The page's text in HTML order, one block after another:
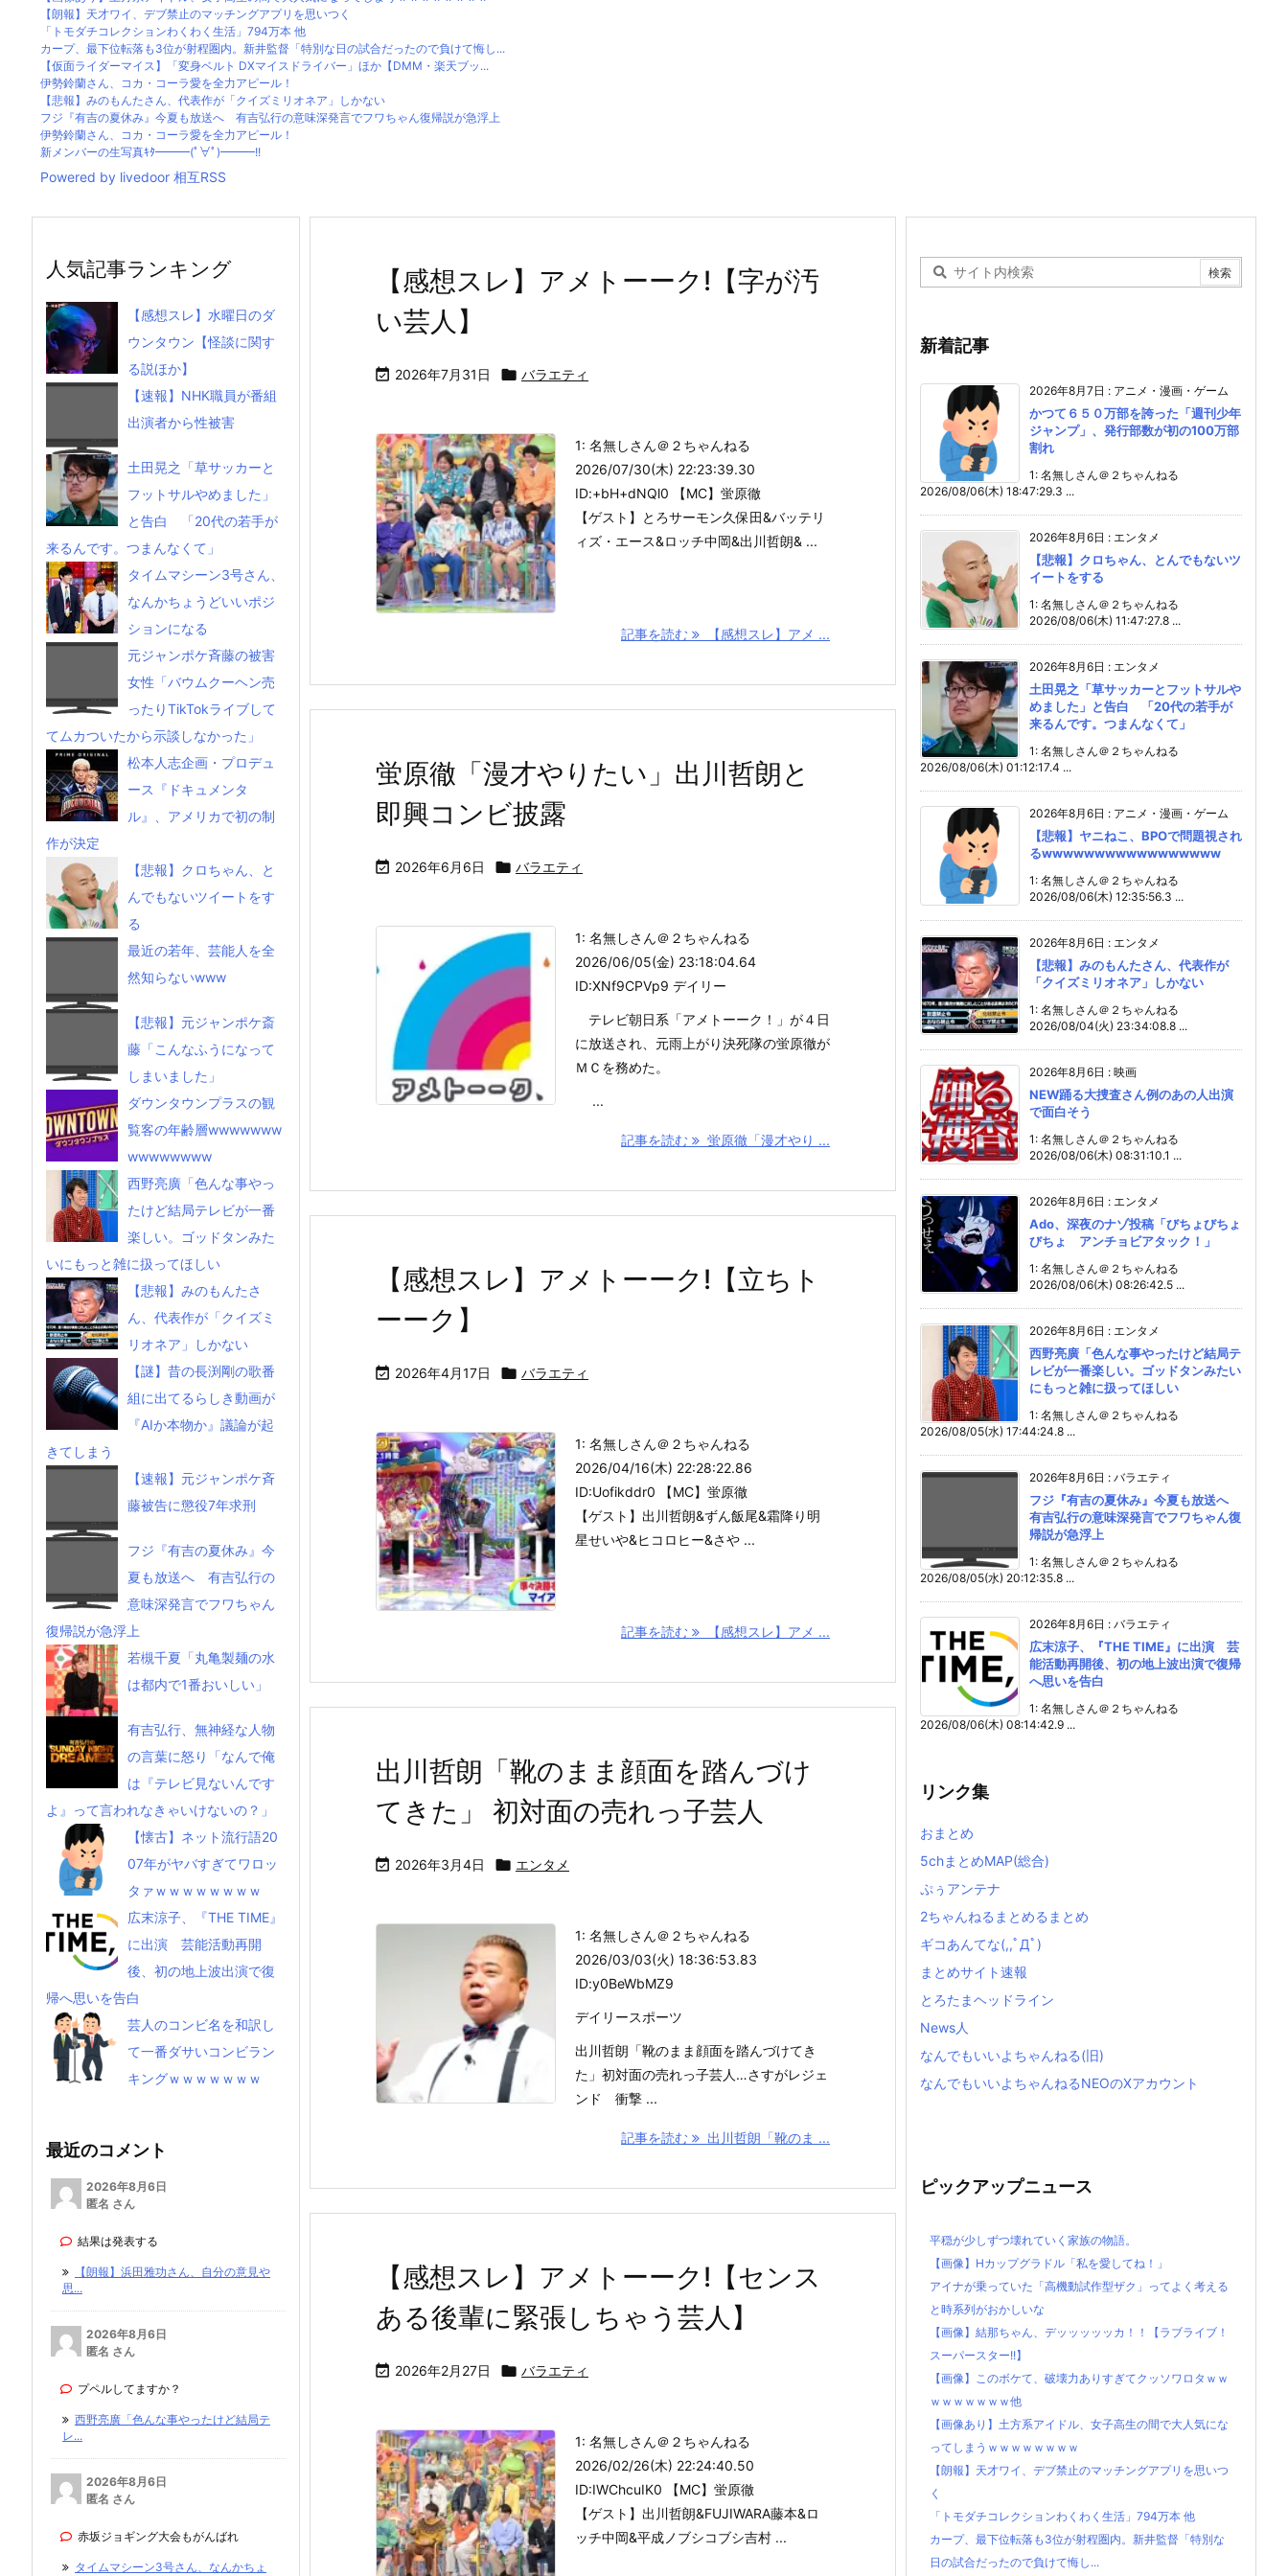
【朗報】天才ワイ、デブ禁止のマッチングアプリを思いつく
「トモダチコレクションわくわく生活」794万本 他
カープ、最下位転落も3位が射程圏内。新井監督「特別な日の試合だったので負けて悔し...
【仮面ライダーマイス】「変身ベルト DXマイスドライバー」ほか【DMM・楽天ブッ...
伊勢鈴蘭さん、コカ・コーラ愛を全力アピール！
【悲報】みのもんたさん、代表作が「クイズミリオネア」しかない
フジ『有吉の夏休み』今夏も放送へ 有吉弘行の意味深発言でフワちゃん復帰説が急浮上
伊勢鈴蘭さん、コカ・コーラ愛を全力アピール！
新メンバーの生写真ｷﾀ━━━(ﾟ∀ﾟ)━━━!!
Powered by livedoor 相互RSS
【感想スレ】アメトーーク!【字が汚
い芸人】
 2026年7月31日  バラエティ
1: 名無しさん＠２ちゃんねる
2026/07/30(木) 22:23:39.30
ID:+bH+dNQl0 【MC】蛍原徹
【ゲスト】とろサーモン久保田&バッテリ
ィズ・エース&ロッチ中岡&出川哲朗& ...
記事を読む 【感想スレ】アメ ...
蛍原徹「漫才やりたい」出川哲朗と
即興コンビ披露
 2026年6月6日  バラエティ
1: 名無しさん＠２ちゃんねる
2026/06/05(金) 23:18:04.64
ID:XNf9CPVp9 デイリー
テレビ朝日系「アメトーーク！」が４日
に放送され、元雨上がり決死隊の蛍原徹が
ＭＣを務めた。
...
記事を読む 蛍原徹「漫才やり ...
【感想スレ】アメトーーク!【立ちト
ーーク】
 2026年4月17日  バラエティ
1: 名無しさん＠２ちゃんねる
2026/04/16(木) 22:28:22.86
ID:Uofikddr0 【MC】蛍原徹
【ゲスト】出川哲朗&ずん飯尾&霜降り明
星せいや&ヒコロヒー&さや ...
記事を読む 【感想スレ】アメ ...
出川哲朗「靴のまま顔面を踏んづけ
てきた」 初対面の売れっ子芸人
 2026年3月4日  エンタメ
1: 名無しさん＠２ちゃんねる
2026/03/03(火) 18:36:53.83
ID:y0BeWbMZ9
デイリースポーツ
出川哲朗「靴のまま顔面を踏んづけてき
た」初対面の売れっ子芸人…さすがレジェ
ンド 衝撃 ...
記事を読む 出川哲朗「靴のま ...
【感想スレ】アメトーーク!【センス
ある後輩に緊張しちゃう芸人】
 2026年2月27日  バラエティ
1: 名無しさん＠２ちゃんねる
2026/02/26(木) 22:24:40.50
ID:IWChcuIK0 【MC】蛍原徹
【ゲスト】出川哲朗&FUJIWARA藤本&ロ
ッチ中岡&平成ノブシコブシ吉村 ...
人気記事ランキング
【感想スレ】水曜日のダ
ウンタウン【怪談に関す
る説ほか】
【速報】NHK職員が番組
出演者から性被害
土田晃之「草サッカーと
フットサルやめました」
と告白 「20代の若手が
来るんです。つまんなくて」
タイムマシーン3号さん、
なんかちょうどいいポジ
ションになる
元ジャンポケ斉藤の被害
女性「バウムクーヘン売
ったりTikTokライブして
てムカついたから示談しなかった」
松本人志企画・プロデュ
ース『ドキュメンタ
ル』、アメリカで初の制
作が決定
【悲報】クロちゃん、と
んでもないツイートをす
る
最近の若年、芸能人を全
然知らないwww
【悲報】元ジャンポケ斎
藤「こんなふうになって
しまいました」
ダウンタウンプラスの観
覧客の年齢層wwwwwww
wwwwwwww
西野亮廣「色んな事やっ
たけど結局テレビが一番
楽しい。ゴッドタンみた
いにもっと雑に扱ってほしい
【悲報】みのもんたさ
ん、代表作が「クイズミ
リオネア」しかない
【謎】昔の長渕剛の歌番
組に出てるらしき動画が
『AIか本物か』議論が起
きてしまう
【速報】元ジャンポケ斉
藤被告に懲役7年求刑
フジ『有吉の夏休み』今
夏も放送へ 有吉弘行の
意味深発言でフワちゃん
復帰説が急浮上
若槻千夏「丸亀製麺の水
は都内で1番おいしい」
有吉弘行、無神経な人物
の言葉に怒り「なんで俺
は『テレビ見ないんです
よ』って言われなきゃいけないの？」
【懐古】ネット流行語20
07年がヤバすぎてワロッ
タァｗｗｗｗｗｗｗｗ
広末涼子、『THE TIME』
に出演 芸能活動再開
後、初の地上波出演で復
帰へ思いを告白
芸人のコンビ名を和訳し
て一番ダサいコンビラン
キングｗｗｗｗｗｗｗ
最近のコメント
2026年8月6日
匿名 さん
結果は発表する
【朗報】浜田雅功さん、自分の意見や
思...
2026年8月6日
匿名 さん
プペルしてますか？
西野亮廣「色んな事やったけど結局テ
レ...
2026年8月6日
匿名 さん
赤坂ジョギング大会もがんばれ
タイムマシーン3号さん、なんかちょ
新着記事
2026年8月7日 : アニメ・漫画・ゲーム
かつて６５０万部を誇った「週刊少年
ジャンプ」、発行部数が初の100万部
割れ
1: 名無しさん＠２ちゃんねる
2026/08/06(木) 18:47:29.3 ...
2026年8月6日 : エンタメ
【悲報】クロちゃん、とんでもないツ
イートをする
1: 名無しさん＠２ちゃんねる
2026/08/06(木) 11:47:27.8 ...
2026年8月6日 : エンタメ
土田晃之「草サッカーとフットサルや
めました」と告白 「20代の若手が
来るんです。つまんなくて」
1: 名無しさん＠２ちゃんねる
2026/08/06(木) 01:12:17.4 ...
2026年8月6日 : アニメ・漫画・ゲーム
【悲報】ヤニねこ、BPOで問題視され
るwwwwwwwwwwwwwwwww
1: 名無しさん＠２ちゃんねる
2026/08/06(木) 12:35:56.3 ...
2026年8月6日 : エンタメ
【悲報】みのもんたさん、代表作が
「クイズミリオネア」しかない
1: 名無しさん＠２ちゃんねる
2026/08/04(火) 23:34:08.8 ...
2026年8月6日 : 映画
NEW踊る大捜査さん例のあの人出演
で面白そう
1: 名無しさん＠２ちゃんねる
2026/08/06(木) 08:31:10.1 ...
2026年8月6日 : エンタメ
Ado、深夜のナゾ投稿「びちょびちょ
びちょ アンチョビアタック！」
1: 名無しさん＠２ちゃんねる
2026/08/06(木) 08:26:42.5 ...
2026年8月6日 : エンタメ
西野亮廣「色んな事やったけど結局テ
レビが一番楽しい。ゴッドタンみたい
にもっと雑に扱ってほしい
1: 名無しさん＠２ちゃんねる
2026/08/05(水) 17:44:24.8 ...
2026年8月6日 : バラエティ
フジ『有吉の夏休み』今夏も放送へ
有吉弘行の意味深発言でフワちゃん復
帰説が急浮上
1: 名無しさん＠２ちゃんねる
2026/08/05(水) 20:12:35.8 ...
2026年8月6日 : バラエティ
広末涼子、『THE TIME』に出演 芸
能活動再開後、初の地上波出演で復帰
へ思いを告白
1: 名無しさん＠２ちゃんねる
2026/08/06(木) 08:14:42.9 ...
リンク集
おまとめ
5chまとめMAP(総合)
ぷぅアンテナ
2ちゃんねるまとめるまとめ
ギコあんてな(,,ﾟДﾟ)
まとめサイト速報
とろたまヘッドライン
News人
なんでもいいよちゃんねる(旧)
なんでもいいよちゃんねるNEOのXアカウント
ピックアップニュース
平穏が少しずつ壊れていく家族の物語。
【画像】Hカップグラドル「私を愛してね！」
アイナが乗っていた「高機動試作型ザク」ってよく考える
と時系列がおかしいな
【画像】結那ちゃん、デッッッッッカ！！【ラブライブ！
スーパースター!!】
【画像】このボケて、破壊力ありすぎてクッソワロタｗｗ
ｗｗｗｗｗｗｗ他
【画像あり】土方系アイドル、女子高生の間で大人気にな
ってしまうｗｗｗｗｗｗｗｗ
【朗報】天才ワイ、デブ禁止のマッチングアプリを思いつ
く
「トモダチコレクションわくわく生活」794万本 他
カープ、最下位転落も3位が射程圏内。新井監督「特別な
日の試合だったので負けて悔し...